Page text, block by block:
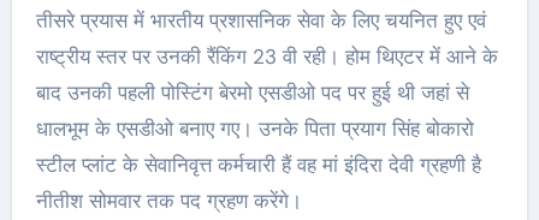
तीसरे प्रयास में भारतीय प्रशासनिक सेवा के लिए चयनित हुए एवं
राष्ट्रीय स्तर पर उनकी रैंकिंग 23 वी रही। होम थिएटर में आने के
बाद उनकी पहली पोस्टिंग बेरमो एसडीओ पद पर हुई थी जहां से
धालभूम के एसडीओ बनाए गए। उनके पिता प्रयाग सिंह बोकारो
स्टील प्लांट के सेवानिवृत्त कर्मचारी हैं वह मां इंदिरा देवी ग्रहणी है
नीतीश सोमवार तक पद ग्रहण करेंगे।